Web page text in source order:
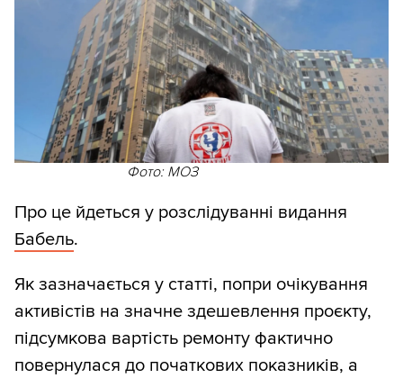
Фото: МОЗ
Про це йдеться у розслідуванні видання
Бабель.
Як зазначається у статті, попри очікування
активістів на значне здешевлення проєкту,
підсумкова вартість ремонту фактично
повернулася до початкових показників, а